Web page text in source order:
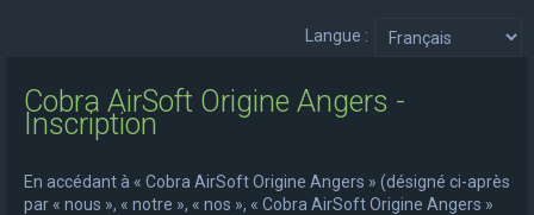
Langue :
Cobra AirSoft Origine Angers -
Inscription
En accédant à « Cobra AirSoft Origine Angers » (désigné ci-après
par « nous », « notre », « nos », « Cobra AirSoft Origine Angers »